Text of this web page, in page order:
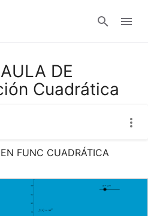
sesión
DE
Cuadrática
FUNC CUADRÁTICA